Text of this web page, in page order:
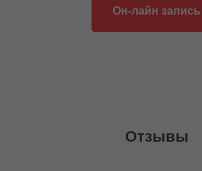
Он-лайн запись
Отзывы